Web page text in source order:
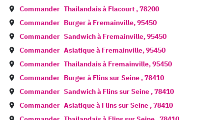
Commander Thailandais à Flacourt ,78200
Commander Burger à Fremainville,95450
Commander Sandwich à Fremainville,95450
Commander Asiatique à Fremainville,95450
Commander Thailandais à Fremainville,95450
Commander Burger à Flins sur Seine ,78410
Commander Sandwich à Flins sur Seine ,78410
Commander Asiatique à Flins sur Seine ,78410